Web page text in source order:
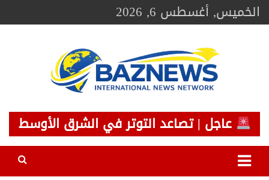
Skip
toالخميس, أغسطس 6, 2026
BAZNEWS
شبكة باز الإخبارية
عاجل | تصاعد التوتر في الشرق الأوسط